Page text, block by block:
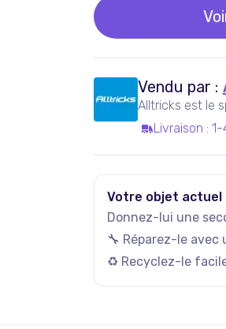
Vendu par :
Alltricks est le
Livraison : 1-
Votre objet actuel
Donnez-lui une
🔧 Réparez-le avec
♻️ Recyclez-le